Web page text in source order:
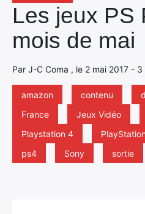
Les jeux PS
mois de mai
Par J-C Coma , le 2 mai 2017 -
amazon contenu
France
Jeux Vidéo
Playstation 4
ps4
Sony sortie